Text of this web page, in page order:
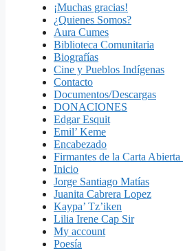
¡Muchas gracias!
¿Quienes Somos?
Aura Cumes
Biblioteca Comunitaria
Biografías
Cine y Pueblos Indígenas
Contacto
Documentos/Descargas
DONACIONES
Edgar Esquit
Emil’ Keme
Encabezado
Firmantes de la Carta
Inicio
Jorge Santiago Matías
Juanita Cabrera Lopez
Kaypa’ Tz’iken
Lilia Irene Cap Sir
My account
Poesía